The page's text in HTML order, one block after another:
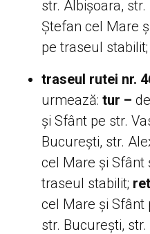
str. Albișoara,
Ștefan cel Mare
pe traseul stabilit;
traseul rutei nr.
urmează: tur –
și Sfânt pe str.
București, str.
cel Mare și Sfânt
traseul stabilit;
cel Mare și Sfânt
str. București,